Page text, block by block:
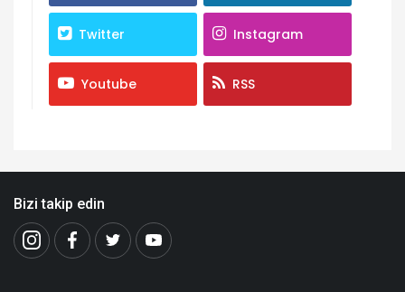
Twitter Instagram
Youtube RSS
Bizi takip edin